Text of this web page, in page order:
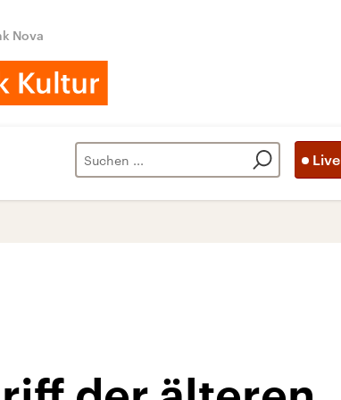
Nova
Live